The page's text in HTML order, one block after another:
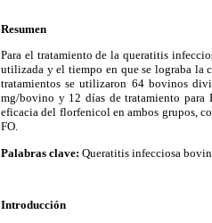
Resumen
Para el tratamiento de la queratitis
utilizada y el tiempo en que se lograba la
tratamientos se utilizaron 64 bovinos
mg/bovino y 12 días de tratamiento para
eficacia del florfenicol en ambos grupos,
FO.
Palabras clave: Queratitis infecciosa
Introducción